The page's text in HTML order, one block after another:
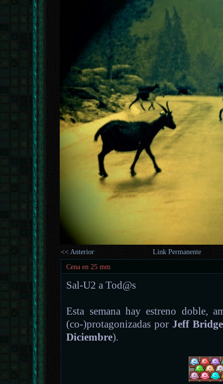
<< Anterior
Link Permanente
Cena en 25 mm
Sal-U2 a Tod@s
Esta semana hay estreno doble,
(co-)protagonizadas por Jeff
Diciembre).